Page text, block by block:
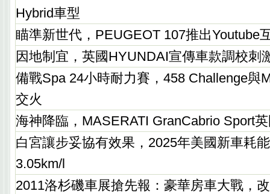
Hybrid車型
瞄準新世代，PEUGEOT 107推出Youtube
因地制宜，英國HYUNDAI宣傳車款調校刺
備戰Spa 24小時耐力賽，458 Challenge與
交火
海神降臨，MASERATI GranCabrio Sport
白宮讓步妥協有效果，2025年美國新車耗
3.05km/l
2011洛杉磯車展搶先報：豪華房車大戰，